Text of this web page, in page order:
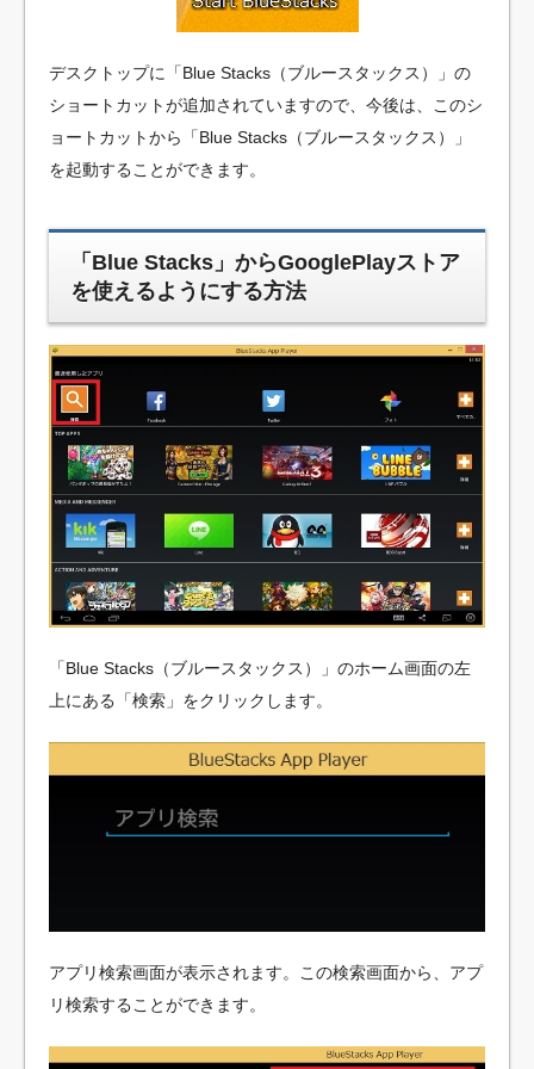
デスクトップに「Blue Stacks（ブルースタックス）」の
ショートカットが追加されていますので、今後は、このシ
ョートカットから「Blue Stacks（ブルースタックス）」
を起動することができます。
「Blue Stacks」からGooglePlayストア
を使えるようにする方法
「Blue Stacks（ブルースタックス）」のホーム画面の左
上にある「検索」をクリックします。
アプリ検索画面が表示されます。この検索画面から、アプ
リ検索することができます。